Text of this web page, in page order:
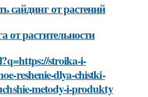
сайдинг от растений
от растительности
stroika-i-
reshenie-dlya-chistki-
metody-i-produkty